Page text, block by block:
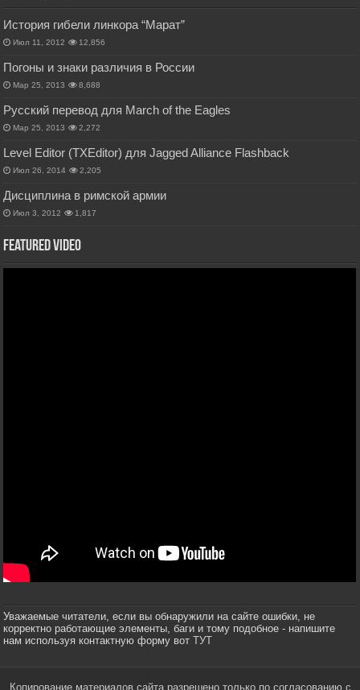
История гибели линкора “Марат”
Июл 11, 2012 12,856
Погоны и знаки различия в России
Мар 25, 2013 8,688
Русский перевод для March of the Eagles
Мар 25, 2013 2,272
Level Editor (TXEditor) для Jagged Alliance Flashback
Июл 26, 2014 2,205
Дисциплина в римской армии
Июл 3, 2012 1,817
Featured Video
Уважаемые читатели, если вы обнаружили на сайте ошибки, не
корректно работающие элементы, баги и тому подобное - напишите
нам используя контактную форму вотТУТ
Копирование материалов сайта разрешено только по согласованию с